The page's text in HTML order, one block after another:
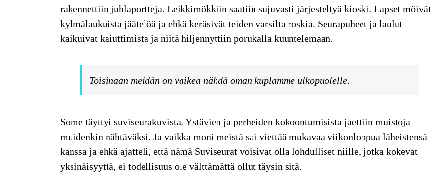
rakennettiin juhlaportteja. Leikkimökkiin saatiin sujuvasti järjesteltyä kioski. Lapset möivät
kylmälaukuista jäätelöä ja ehkä keräsivät teiden varsilta roskia. Seurapuheet ja laulut
kaikuivat kaiuttimista ja niitä hiljennyttiin porukalla kuuntelemaan.
Toisinaan meidän on vaikea nähdä oman kuplamme ulkopuolelle.
Some täyttyi suviseurakuvista. Ystävien ja perheiden kokoontumisista jaettiin muistoja
muidenkin nähtäväksi. Ja vaikka moni meistä sai viettää mukavaa viikonloppua läheistensä
kanssa ja ehkä ajatteli, että nämä Suviseurat voisivat olla lohdulliset niille, jotka kokevat
yksinäisyyttä, ei todellisuus ole välttämättä ollut täysin sitä.